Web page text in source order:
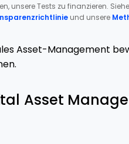
unsere Tests zu finanzieren.
und unsere
Asset-Management
Asset